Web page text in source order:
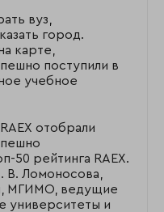
вуз,
город.
карте,
поступили в
учебное
отобрали
50 рейтинга RAEX.
Ломоносова,
МГИМО, ведущие
университеты и